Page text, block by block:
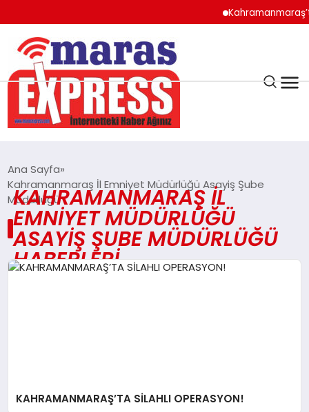
K.MARAŞ
ANDIRIN
AFŞİN
ÇAĞLAYANCERİT
Ana Sayfa
Kahramanmaraş İl Emniyet Müdürlüğü Asayiş Şube
Müdürlüğü
KAHRAMANMARAŞ İL
EMNIYET MÜDÜRLÜĞÜ
ASAYIŞ ŞUBE MÜDÜRLÜĞÜ
HABERLERI
KAHRAMANMARAŞ’TA SİLAHLI OPERASYON!